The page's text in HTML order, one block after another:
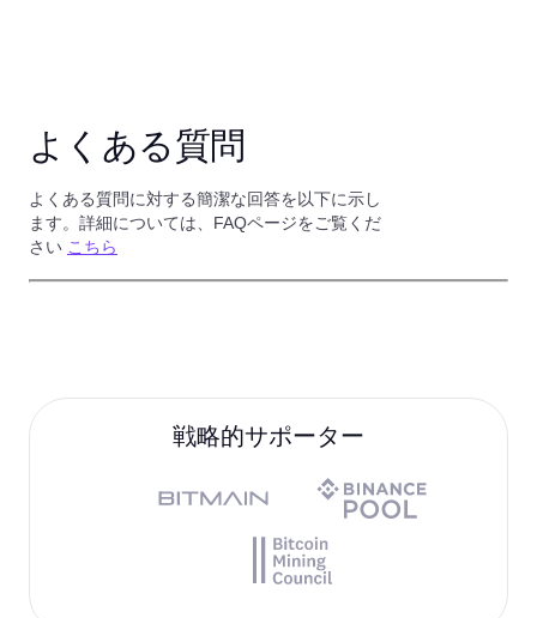
よくある質問
よくある質問に対する簡潔な回答を以下に示し
ます。詳細については、FAQページをご覧くだ
さい こちら
戦略的サポーター